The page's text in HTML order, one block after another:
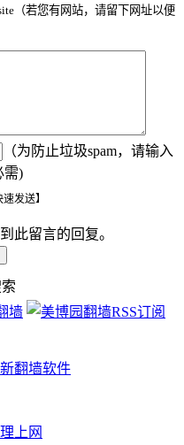
（若您有网站，请留下网址以便
（为防止垃圾spam，请输入
需)
发送】
此留言的回复。
翻墙软件
上网